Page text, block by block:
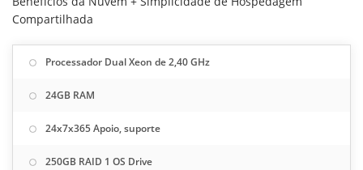
Compartilhada
Processador Dual Xeon de 2,40 GHz
24GB RAM
24x7x365 Apoio, suporte
250GB RAID 1 OS Drive